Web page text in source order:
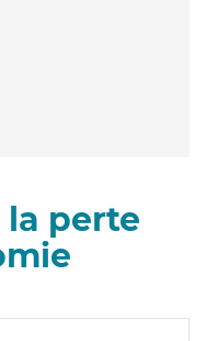
perte